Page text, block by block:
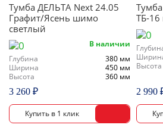
Тумба ДЕЛЬТА Next 24.05
Графит/Ясень шимо
светлый
В наличии
Глубина
380 мм
Ширина
450 мм
Высота
360 мм
3 260 ₽
ТБ-
Высота
2 990